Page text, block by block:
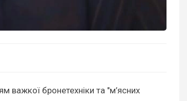
важкої бронетехніки та "м’ясних